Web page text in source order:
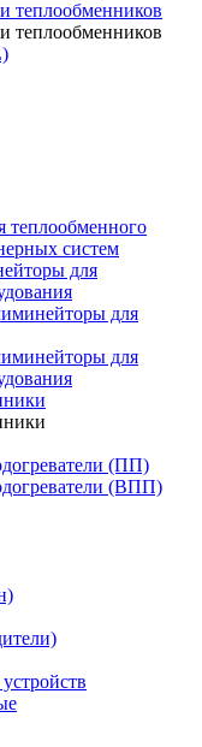
теплообменников
теплообменников
теплообменного
систем
для
для
для
(ПП)
(ВПП)